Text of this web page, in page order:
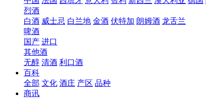
烈酒
白酒 威士忌 白兰地 金酒 伏特加 朗姆酒 龙舌兰
啤酒
国产 进口
其他酒
无醇 清酒 利口酒
百科
全部 文化 酒庄 产区 品种
商讯